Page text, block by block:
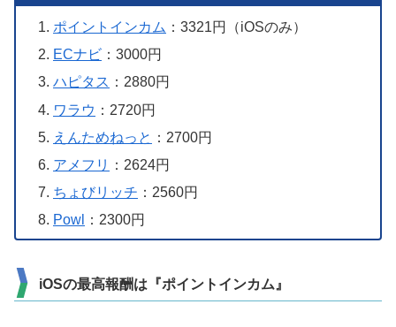
ポイントインカム ：3321円（iOSのみ）
ECナビ：3000円
ハピタス ：2880円
ワラウ ：2720円
えんためねっと ：2700円
アメフリ
：2624円
ちょびリッチ ：2560円
Powl
：2300円
iOSの最高報酬は『ポイントインカム』